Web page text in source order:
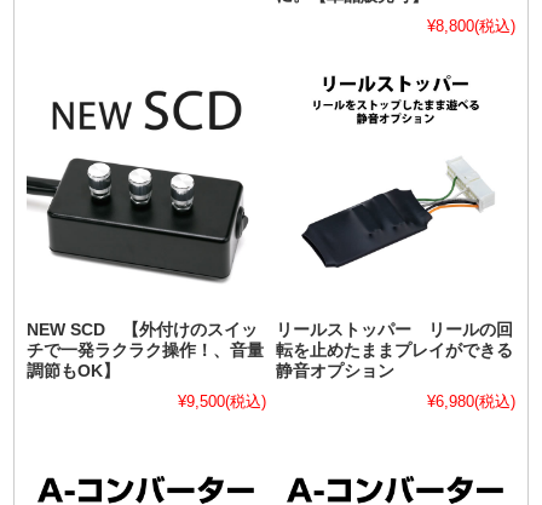
¥8,800(税込)
NEW SCD 【外付けのスイッ
チで一発ラクラク操作！、音量
調節もOK】
¥9,500(税込)
リールストッパー リールの回
転を止めたままプレイができる
静音オプション
¥6,980(税込)